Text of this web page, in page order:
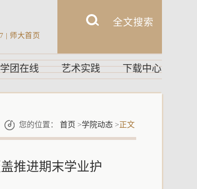
| 师大首页
学团在线 艺术实践 下载中心
您的位置： 首页 >学院动态 >正文
推进期末学业护